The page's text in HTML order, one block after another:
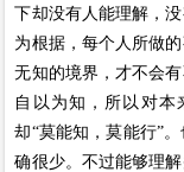
下却没有人能理解，
为根据，每个人所做
无知的境界，才不会
自以为知，所以对本
却“莫能知，莫能行”
确很少。不过能够理